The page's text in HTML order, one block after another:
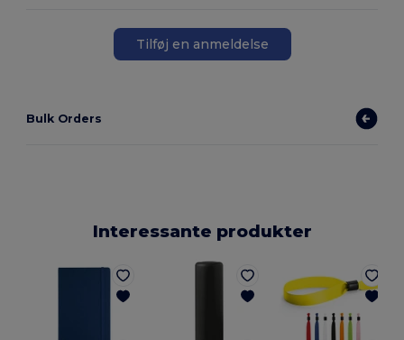
Tilføj en anmeldelse
Bulk Orders
Interessante produkter